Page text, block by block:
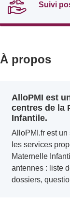
Suivi
À propos
AlloPMI est
centres de la
Infantile.
AlloPMI.fr est
les services
Maternelle
antennes : liste
dossiers,